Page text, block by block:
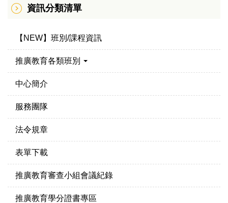
資訊分類清單
【NEW】班別/課程資訊
推廣教育各類班別
中心簡介
服務團隊
法令規章
表單下載
推廣教育審查小組會議紀錄
推廣教育學分證書專區